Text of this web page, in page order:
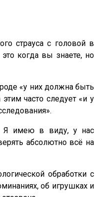
страуса с головой в
когда вы знаете, но
«у них должна быть
часто следует «и у
Я имею в виду, у нас
абсолютно всё на
обработки с
об игрушках и